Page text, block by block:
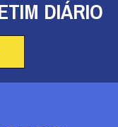
DIÁRIO